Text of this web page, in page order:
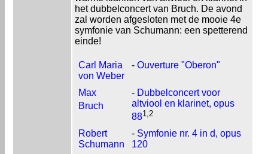
het dubbelconcert van Bruch. De avond
zal worden afgesloten met de mooie 4e
symfonie van Schumann: een spetterend
einde!
Carl Maria
von Weber
- Ouverture "Oberon"
Max
Bruch
- Dubbelconcert voor
altviool en klarinet, opus
881,2
Robert
Schumann
- Symfonie nr. 4 in d, opus
120